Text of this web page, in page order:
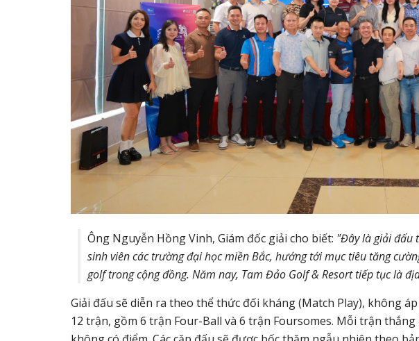
Ông Nguyễn Hồng Vinh, Giám đốc giải cho biết: "Đây là giải đấu
sinh viên các trường đại học miền Bắc, hướng tới mục tiêu tăng
golf trong cộng đồng. Năm nay, Tam Đảo Golf & Resort tiếp tục là
Giải đấu sẽ diễn ra theo thể thức đối kháng (Match Play), không
12 trận, gồm 6 trận Four-Ball và 6 trận Foursomes. Mỗi trận